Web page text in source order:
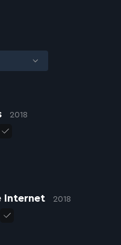
2018
Internet 2018